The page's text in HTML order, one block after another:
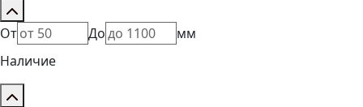
От До
мм
Наличие